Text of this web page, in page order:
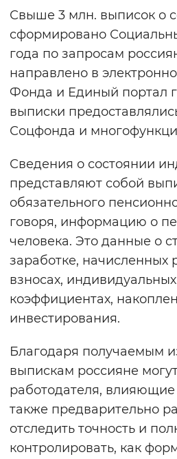
Цвет
Включены
Воспроизвести
Вернуть
Свыше 3 млн. выписок о
сформировано
года по запросам
направлено в
Фонда и Единый портал
выписки
Соцфонда и
Сведения о состоянии
представляют собой
обязательного
говоря, информацию о
человека. Это данные о
заработке, начисленных
взносах,
коэффициентах,
инвестирования.
Благодаря получаемым
выпискам россияне
работодателя,
также предварительно
отследить точность и
контролировать, как